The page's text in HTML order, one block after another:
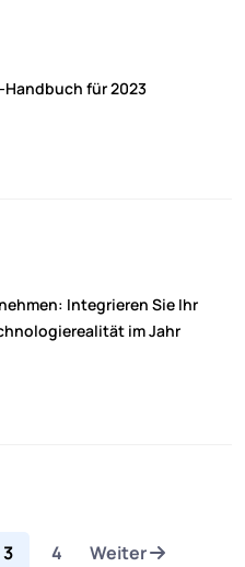
für 2023
Integrieren Sie Ihr
im Jahr
3 4 Weiter